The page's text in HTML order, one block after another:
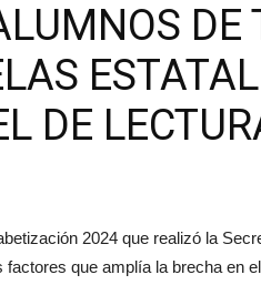
DE
DE
2024 que realizó la
que amplía la brecha en